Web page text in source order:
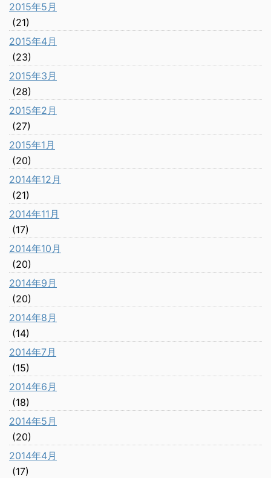
2015年5月
(21)
2015年4月
(23)
2015年3月
(28)
2015年2月
(27)
2015年1月
(20)
2014年12月
(21)
2014年11月
(17)
2014年10月
(20)
2014年9月
(20)
2014年8月
(14)
2014年7月
(15)
2014年6月
(18)
2014年5月
(20)
2014年4月
(17)